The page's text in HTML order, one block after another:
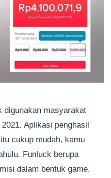
digunakan masyarakat
Aplikasi penghasil
cukup mudah, kamu
Funluck berupa
dalam bentuk game.